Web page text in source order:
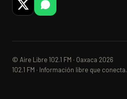
© Aire Libre 102.1 FM · Oaxaca 2026
102.1 FM · Información libre que conecta.